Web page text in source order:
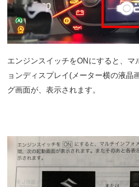
エンジンスイッチをONにすると、マ
ョンディスプレイ(メーター横の液晶
グ画面が、表示されます。